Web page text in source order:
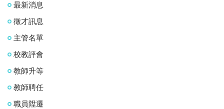
最新消息
徵才訊息
主管名單
校教評會
教師升等
教師聘任
職員陞遷